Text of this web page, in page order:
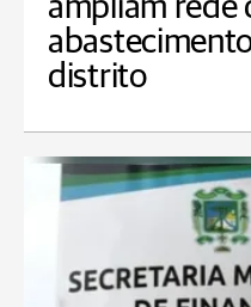
ampliam rede
distrito